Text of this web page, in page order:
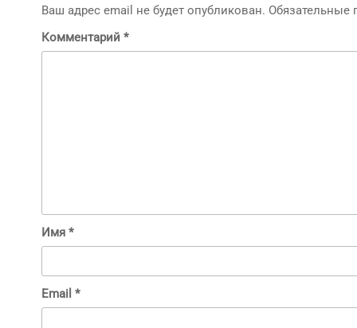
Ваш адрес email не будет опубликован.
Комментарий *
Имя *
Email *